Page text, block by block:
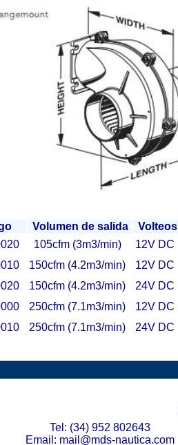
Volumen de salida Volteos
105cfm (3m3/min) 12V DC
150cfm (4.2m3/min) 12V DC
150cfm (4.2m3/min) 24V DC
250cfm (7.1m3/min) 12V DC
250cfm (7.1m3/min) 24V DC
Tel: (34) 952 802643
Email: mail@mds-nautica.com